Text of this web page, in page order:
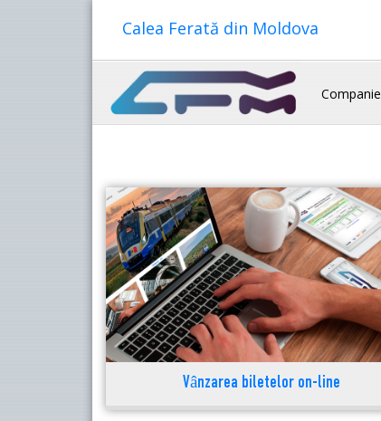
Calea Ferată din Moldova
Companie
Vânzarea biletelor on-line